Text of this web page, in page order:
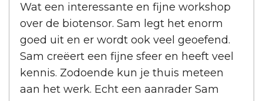
Wat een interessante en fijne workshop
over de biotensor. Sam legt het enorm
goed uit en er wordt ook veel geoefend.
Sam creëert een fijne sfeer en heeft veel
kennis. Zodoende kun je thuis meteen
aan het werk. Echt een aanrader Sam